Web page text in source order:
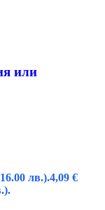
или
лв.).4,09 €